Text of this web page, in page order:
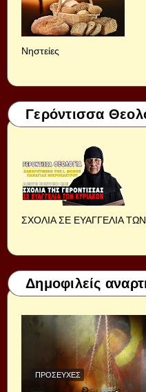
Νηστείες
Γερόντισσα
ΣΧΟΛΙΑ ΣΕ ΕΥΑΓΓΕΛΙΑ
Δημοφιλείς
ΠΡΟΣΕΥΧΈΣ